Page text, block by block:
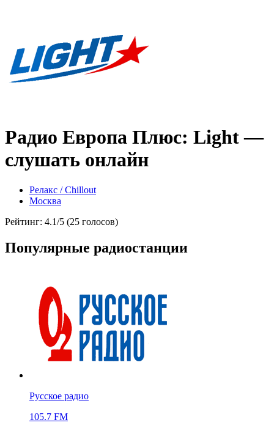
Радио Европа Плюс: Light —
слушать онлайн
Релакс / Chillout
Москва
Рейтинг: 4.1/5 (25 голосов)
Популярные радиостанции
Русское радио
105.7 FM